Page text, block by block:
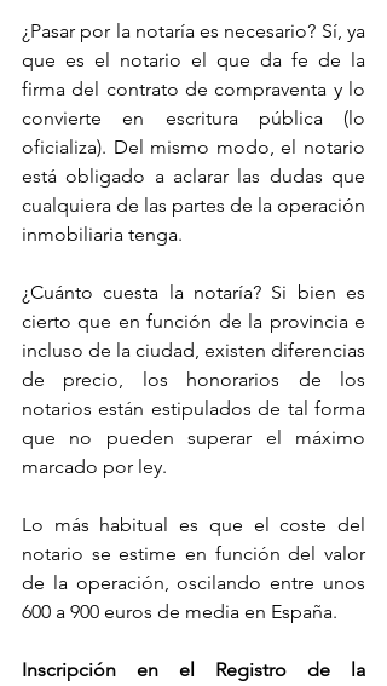
¿Pasar por la notaría es necesario? Sí, ya
que es el notario el que da fe de la
firma del contrato de compraventa y lo
convierte en escritura pública (lo
oficializa). Del mismo modo, el notario
está obligado a aclarar las dudas que
cualquiera de las partes de la operación
inmobiliaria tenga.
¿Cuánto cuesta la notaría? Si bien es
cierto que en función de la provincia e
incluso de la ciudad, existen diferencias
de precio, los honorarios de los
notarios están estipulados de tal forma
que no pueden superar el máximo
marcado por ley.
Lo más habitual es que el coste del
notario se estime en función del valor
de la operación, oscilando entre unos
600 a 900 euros de media en España.
Inscripción en el Registro de la